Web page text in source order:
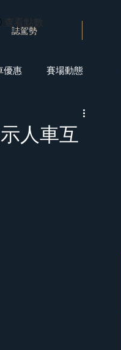
誌駕勢
查看點數
優惠 賽場動態
人車互